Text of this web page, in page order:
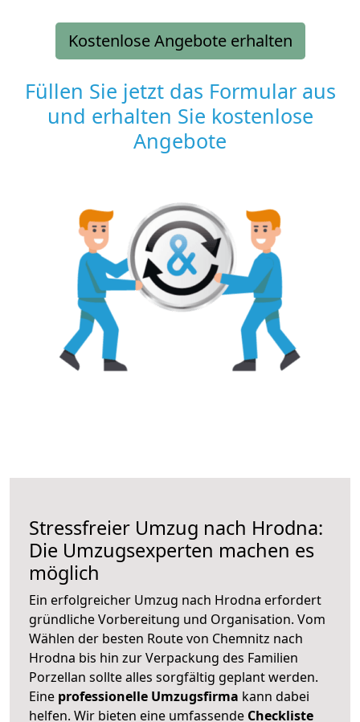
Kostenlose Angebote erhalten
Füllen Sie jetzt das Formular aus
und erhalten Sie kostenlose
Angebote
Stressfreier Umzug nach Hrodna:
Die Umzugsexperten machen es
möglich
Ein erfolgreicher Umzug nach Hrodna erfordert
gründliche Vorbereitung und Organisation. Vom
Wählen der besten Route von Chemnitz nach
Hrodna bis hin zur Verpackung des Familien
Porzellan sollte alles sorgfältig geplant werden.
Eine professionelle Umzugsfirma kann dabei
helfen. Wir bieten eine umfassende Checkliste